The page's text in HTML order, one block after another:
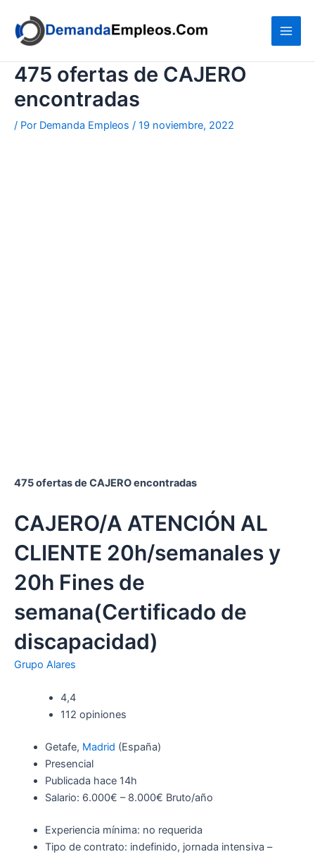
contenido
475 ofertas de CAJERO
encontradas
/ Por Demanda Empleos / 19 noviembre, 2022
475 ofertas de CAJERO encontradas
CAJERO/A ATENCIÓN AL
CLIENTE 20h/semanales y
20h Fines de
semana(Certificado de
discapacidad)
Grupo Alares
4,4
112 opiniones
Getafe, Madrid (España)
Presencial
Publicada hace 14h
Salario: 6.000€ – 8.000€ Bruto/año
Experiencia mínima: no requerida
Tipo de contrato: indefinido, jornada intensiva –